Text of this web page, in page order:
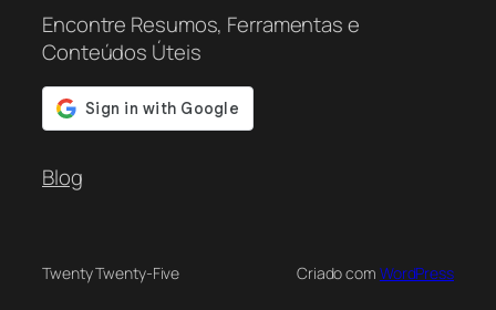
Encontre Resumos, Ferramentas e
Conteúdos Úteis
Blog
Twenty Twenty-Five Criado com WordPress